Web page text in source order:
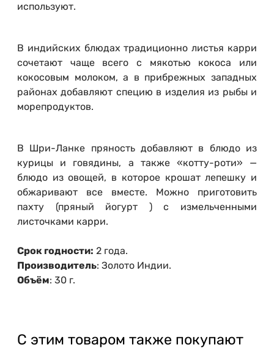
используют.
В индийских блюдах традиционно листья карри
сочетают чаще всего с мякотью кокоса или
кокосовым молоком, а в прибрежных западных
районах добавляют специю в изделия из рыбы и
морепродуктов.
В Шри-Ланке пряность добавляют в блюдо из
курицы и говядины, а также «котту-роти» —
блюдо из овощей, в которое крошат лепешку и
обжаривают все вместе. Можно приготовить
пахту (пряный йогурт ) с измельченными
листочками карри.
Срок годности: 2 года.
Производитель: Золото Индии.
Объём: 30 г.
С этим товаром также покупают